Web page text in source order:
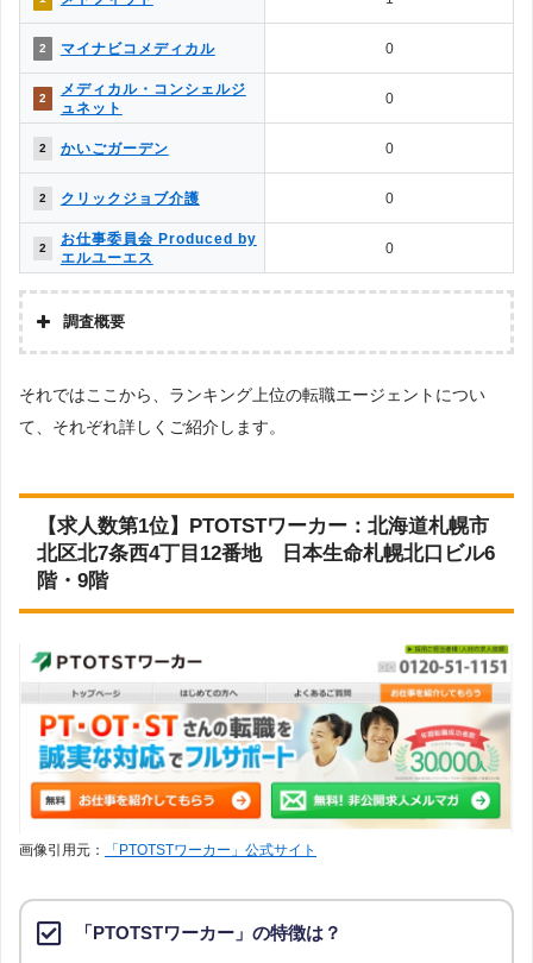
11
ブ）
1
13
お仕事委員会 Produced by
エルユーエス
0
13 PTOT転職ナビ 0
13
お仕事サポート
0
上記で調査対象とした転職エージェントがWEBサイトで公開している求人のう
トしました。
求人数ランキング上部または下部に記載
2 マイナビコメディカル 0
2
メディカル・コンシェルジ
ュネット
0
2 かいごガーデン 0
2 クリックジョブ介護 0
2
お仕事委員会 Produced by
エルユーエス
0
調査概要
株式会社アドバンスフロー
調査対象とした転職エージェントについて
ができる」企業を対象。
調査対象とした求人について
上記で調査対象とした転職エージェントがWEBサイトで公開している求人のう
ち、「条件：視能訓練士」「地域：北海道」の条件に合致する求人数をカウン
求人数ランキング上部または下部に記載
それではここから、ランキング上位の転職エージェントについ
て、それぞれ詳しくご紹介します。
【求人数第1位】PTOTSTワーカー：北海道札幌市
北区北7条西4丁目12番地 日本生命札幌北口ビル6
階・9階
画像引用元： 「PTOTSTワーカー」公式サイト
「PTOTSTワーカー」の特徴は？